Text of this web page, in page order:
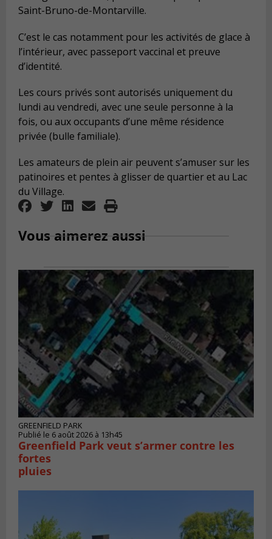
Saint-Bruno-de-Montarville.
C’est le cas notamment pour les activités de glace à
l’intérieur, avec passeport vaccinal et preuve
d’identité.
Les cours privés sont autorisés uniquement du
lundi au vendredi, avec une seule personne à la
fois, ou aux occupants d’une même résidence
privée (bulle familiale).
Les amateurs de plein air peuvent s’amuser sur les
patinoires et pentes à glisser de quartier et au Lac
du Village.
Vous aimerez aussi
GREENFIELD PARK
Publié le 6 août 2026 à 13h45
Greenfield Park veut s’armer contre les
fortes
pluies